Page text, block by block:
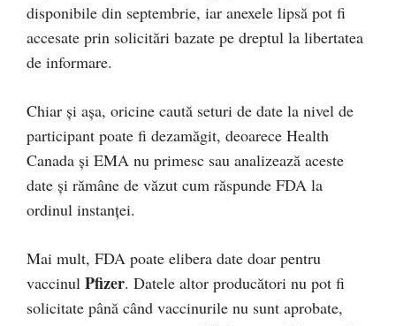
disponibile din septembrie, iar anexele lipsă pot fi
accesate prin solicitări bazate pe dreptul la libertatea
de informare.
Chiar și așa, oricine caută seturi de date la nivel de
participant poate fi dezamăgit, deoarece Health
Canada și EMA nu primesc sau analizează aceste
date și rămâne de văzut cum răspunde FDA la
ordinul instanței.
Mai mult, FDA poate elibera date doar pentru
vaccinul Pfizer. Datele altor producători nu pot fi
solicitate până când vaccinurile nu sunt aprobate,